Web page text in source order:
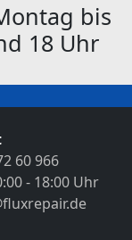
bis
18 Uhr
60 966
- 18:00 Uhr